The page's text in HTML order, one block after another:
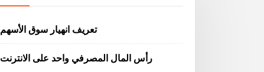
تعريف انهيار سوق الأسهم
رأس المال المصرفي واحد على الانترنت